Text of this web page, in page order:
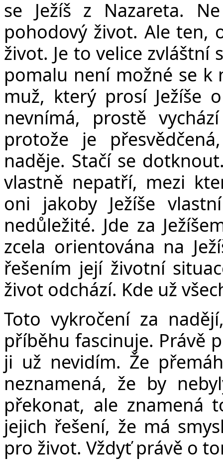
se Ježíš z Nazareta.
pohodový život. Ale ten,
život. Je to velice zvláštní
pomalu není možné se
muž, který prosí Ježíše
nevnímá, prostě
protože je
naděje. Stačí se
vlastně nepatří, mezi
oni jakoby Ježíše
nedůležité. Jde za
zcela orientována na
řešením její životní
život odchází. Kde už
Toto vykročení za
příběhu fascinuje. Právě
ji už nevidím. Že
neznamená, že by
překonat, ale znamená
jejich řešení, že má
pro život. Vždyť právě o